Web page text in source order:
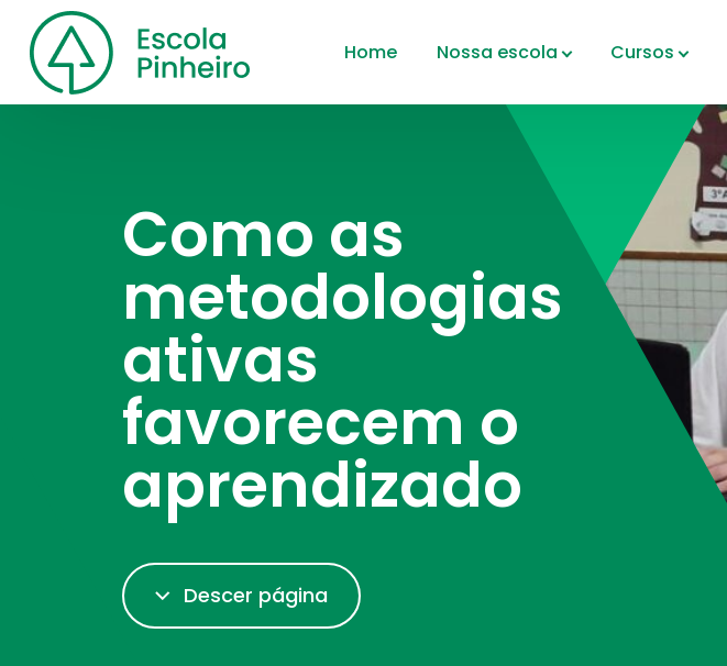
Home Nossa escola Cursos
Como as
metodologias
ativas
favorecem o
aprendizado
Descer página